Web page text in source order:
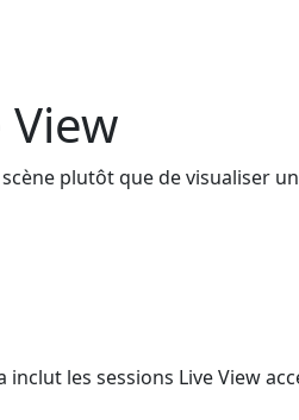
plutôt que de visualiser
inclut les sessions Live View